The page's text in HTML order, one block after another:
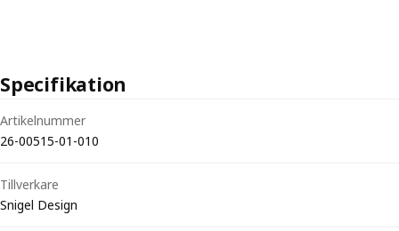
Specifikation
Artikelnummer
26-00515-01-010
Tillverkare
Snigel Design